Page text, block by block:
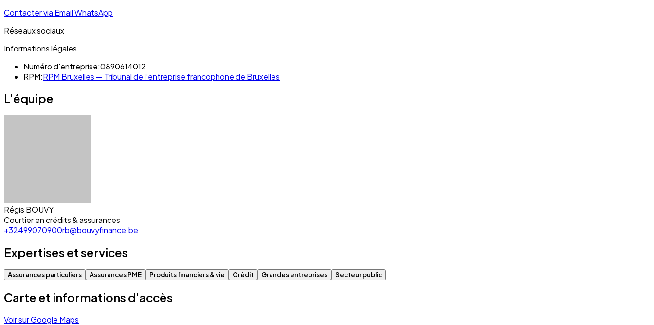
Contacter via EmailWhatsApp
Réseaux sociaux
Informations légales
Numéro d'entreprise:0890614012
RPM:RPM Bruxelles — Tribunal de l’entreprise francophone de Bruxelles
L'équipe
Régis BOUVY
Courtier en crédits & assurances
+32499070900rb@bouvyfinance.be
Expertises et services
Assurances particuliers Assurances PME Produits financiers & vie Crédit Grandes entreprises Secteur public
Carte et informations d'accès
Voir sur Google Maps